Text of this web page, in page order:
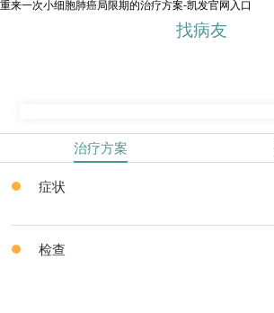
重来一次小细胞肺癌局限期的治疗方案-凯发官网入口
找病友
治疗方案
症状
检查